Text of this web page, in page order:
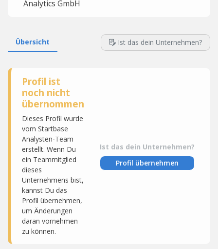
Analytics GmbH
Übersicht Ist das dein Unternehmen?
Profil ist
noch nicht
übernommen
Dieses Profil wurde
vom Startbase
Analysten-Team
erstellt. Wenn Du
ein Teammitglied
dieses
Unternehmens bist,
kannst Du das
Profil übernehmen,
um Änderungen
daran vornehmen
zu können.
Ist das dein Unternehmen?
Profil übernehmen